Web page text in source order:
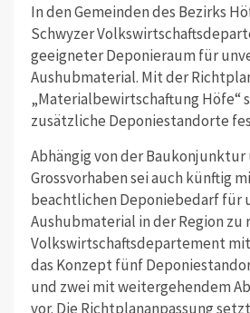
In den Gemeinden des Bezirks
Schwyzer
geeigneter Deponieraum für
Aushubmaterial. Mit der
„Materialbewirtschaftung Höfe“
zusätzliche Deponiestandorte
Abhängig von der
Grossvorhaben sei auch künftig
beachtlichen Deponiebedarf für
Aushubmaterial in der Region zu
Volkswirtschaftsdepartement
das Konzept fünf
und zwei mit weitergehendem
vor. Die Richtplananpassung